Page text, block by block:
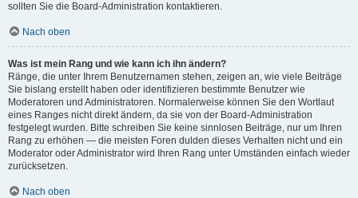
sollten Sie die Board-Administration kontaktieren.
Nach oben
Was ist mein Rang und wie kann ich ihn ändern?
Ränge, die unter Ihrem Benutzernamen stehen, zeigen an, wie viele Beiträge
Sie bislang erstellt haben oder identifizieren bestimmte Benutzer wie
Moderatoren und Administratoren. Normalerweise können Sie den Wortlaut
eines Ranges nicht direkt ändern, da sie von der Board-Administration
festgelegt wurden. Bitte schreiben Sie keine sinnlosen Beiträge, nur um Ihren
Rang zu erhöhen — die meisten Foren dulden dieses Verhalten nicht und ein
Moderator oder Administrator wird Ihren Rang unter Umständen einfach wieder
zurücksetzen.
Nach oben